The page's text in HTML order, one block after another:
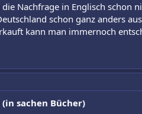
die Nachfrage in Englisch
schon ganz anders
kann man immernoch
sachen Bücher)